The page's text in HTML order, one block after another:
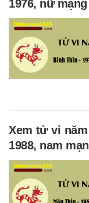
1976, nữ mạng
Xem tử vi
1988, nam